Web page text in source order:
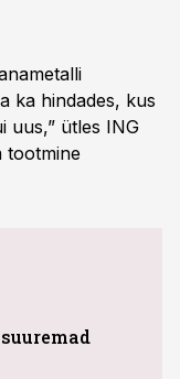
ka hindades, kus
uus,” ütles ING
tootmine